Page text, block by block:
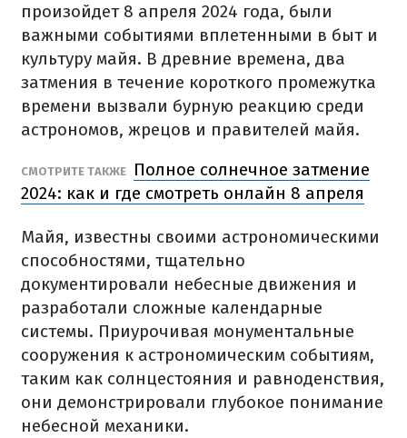
произойдет 8 апреля 2024 года, были
важными событиями вплетенными в быт и
культуру майя. В древние времена, два
затмения в течение короткого промежутка
времени вызвали бурную реакцию среди
астрономов, жрецов и правителей майя.
СМОТРИТЕ ТАКЖЕ
Полное солнечное затмение
2024: как и где смотреть онлайн 8 апреля
Майя, известны своими астрономическими
способностями, тщательно
документировали небесные движения и
разработали сложные календарные
системы. Приурочивая монументальные
сооружения к астрономическим событиям,
таким как солнцестояния и равноденствия,
они демонстрировали глубокое понимание
небесной механики.